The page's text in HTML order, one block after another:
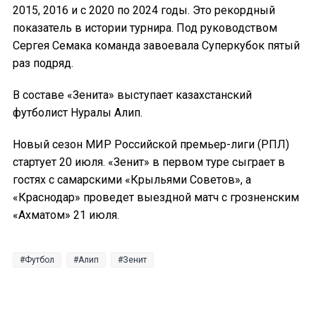
2015, 2016 и с 2020 по 2024 годы. Это рекордный
показатель в истории турнира. Под руководством
Сергея Семака команда завоевала Суперкубок пятый
раз подряд.
В составе «Зенита» выступает казахстанский
футболист Нуралы Алип.
Новый сезон МИР Российской премьер-лиги (РПЛ)
стартует 20 июля. «Зенит» в первом туре сыграет в
гостях с самарскими «Крыльями Советов», а
«Краснодар» проведет выездной матч с грозненским
«Ахматом» 21 июля.
Футбол Алип Зенит